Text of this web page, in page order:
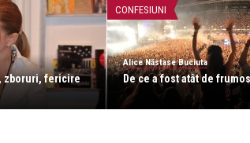
zboruri, fericire
CONFESIUNI
Alice Năstase Buciuta
De ce a fost atât de